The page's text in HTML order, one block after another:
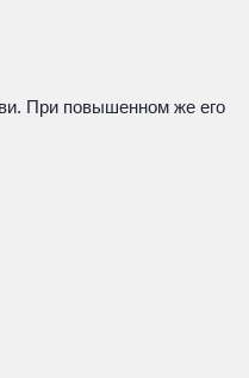
При повышенном же его